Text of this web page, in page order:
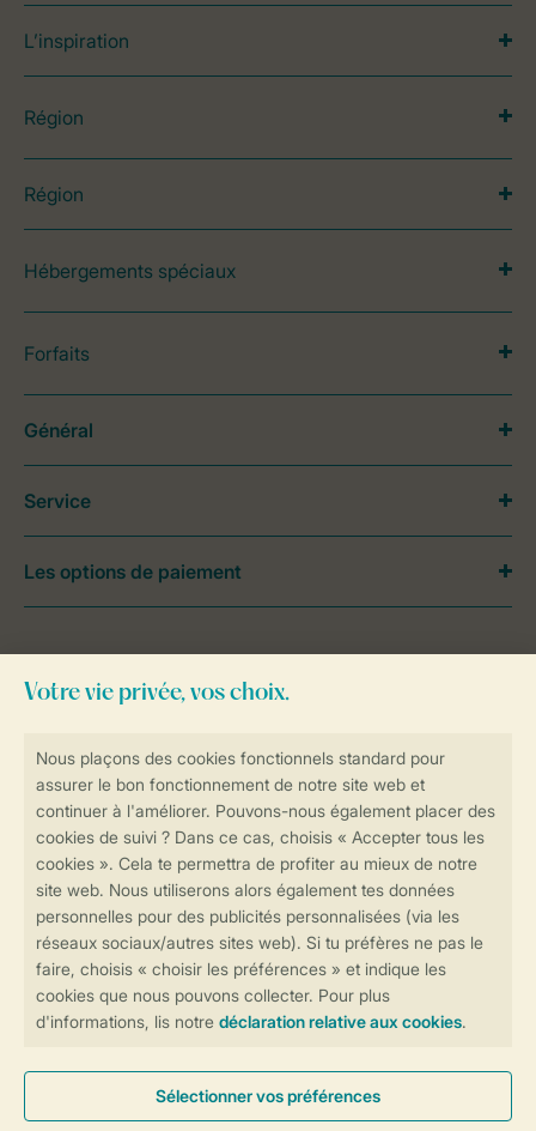
Plus d’infos et préférences
Réservations en ligne rapides et sécurisées
Transmission sécurisée des données
Paiement sécurisé
L’inspiration
Région
Région
Hébergements spéciaux
Forfaits
contactez notreContact Center.
Général
Service
Les options de paiement